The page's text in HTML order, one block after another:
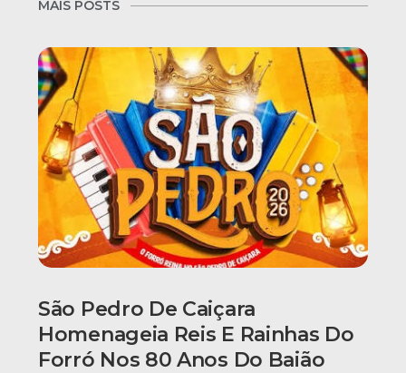
MAIS POSTS
São Pedro De Caiçara
Homenageia Reis E Rainhas Do
Forró Nos 80 Anos Do Baião